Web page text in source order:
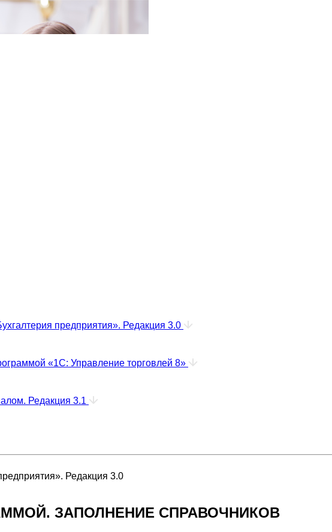
предприятия». Редакция 3.0
«1С: Управление торговлей 8»
Редакция 3.1
Редакция 3.0
ЗАПОЛНЕНИЕ СПРАВОЧНИКОВ